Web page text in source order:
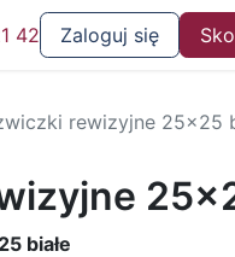
42 Zaloguj się
rewizyjne 25x25
białe